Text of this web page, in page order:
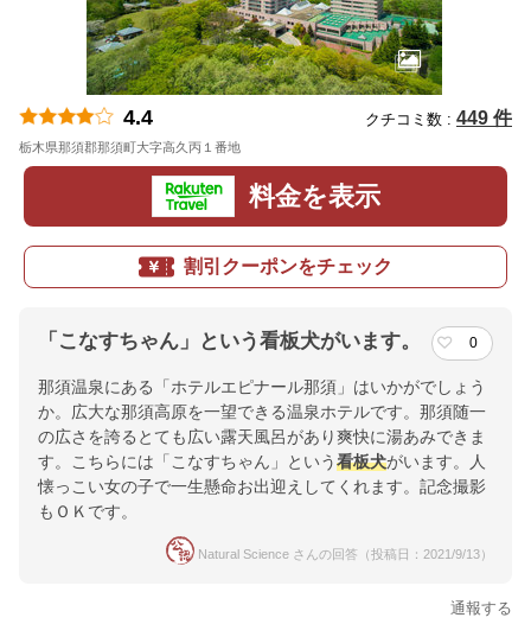
4.4 クチコミ数 : 449 件
栃木県那須郡那須町大字高久丙１番地
料金を表示
割引クーポンをチェック
「こなすちゃん」という看板犬がいます。 0
那須温泉にある「ホテルエピナール那須」はいかがでしょう
か。広大な那須高原を一望できる温泉ホテルです。那須随一
の広さを誇るとても広い露天風呂があり爽快に湯あみできま
す。こちらには「こなすちゃん」という看板犬がいます。人
懐っこい女の子で一生懸命お出迎えしてくれます。記念撮影
もＯＫです。
Natural Science さんの回答（投稿日：2021/9/13）
通報する